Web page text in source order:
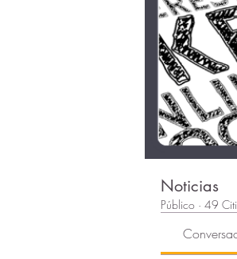
Noticias
Público · 49